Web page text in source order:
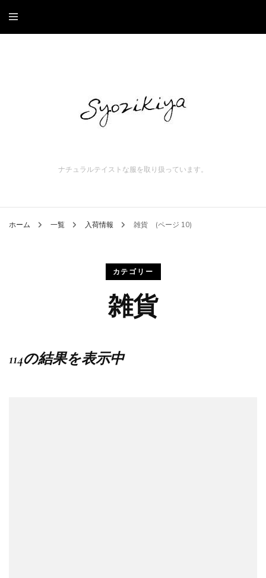
ナチュラルテイストな服を取り扱っています。
ホーム 一覧 入荷情報 雑貨 (ページ 10)
カテゴリー
雑貨
114の結果を表示中